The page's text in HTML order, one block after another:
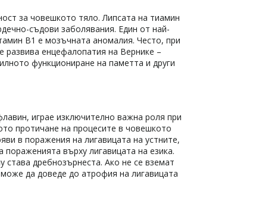
за човешкото тяло. Липсата на тиамин
съдови заболявания. Един от най-
B1 е мозъчната аномалия. Често, при
развива енцефалопатия на Вернике –
функциониране на паметта и други
играе изключително важна роля при
протичане на процесите в човешкото
в поражения на лигавицата на устните,
пораженията върху лигавицата на езика.
става дребнозърнеста. Ако не се вземат
да доведе до атрофия на лигавицата